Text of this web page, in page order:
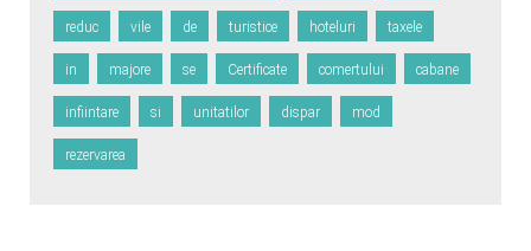
reduc vile de turistice hoteluri taxele
in majore se Certificate comertului cabane
infiintare si unitatilor dispar mod
rezervarea